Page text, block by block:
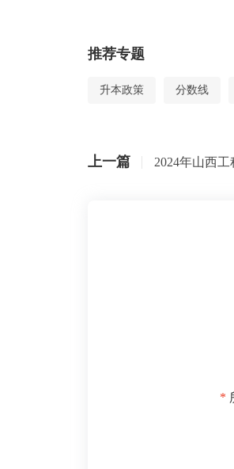
推荐专题
升本政策 分数线
上一篇
*